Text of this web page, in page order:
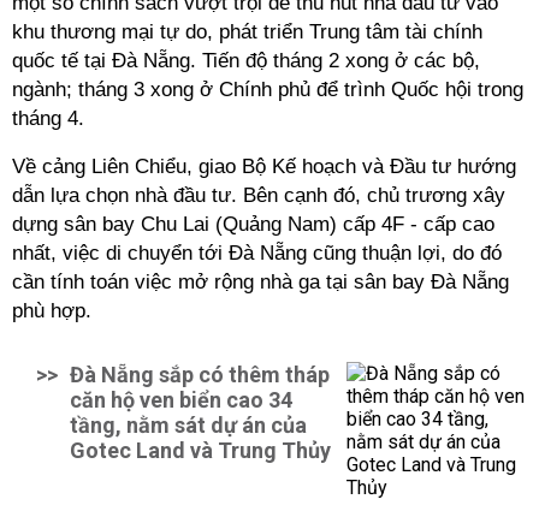
khu thương mại tự do, phát triển Trung tâm tài chính
quốc tế tại Đà Nẵng. Tiến độ tháng 2 xong ở các bộ,
ngành; tháng 3 xong ở Chính phủ để trình Quốc hội trong
tháng 4.
Về cảng Liên Chiểu, giao Bộ Kế hoạch và Đầu tư hướng
dẫn lựa chọn nhà đầu tư. Bên cạnh đó, chủ trương xây
dựng sân bay Chu Lai (Quảng Nam) cấp 4F - cấp cao
nhất, việc di chuyển tới Đà Nẵng cũng thuận lợi, do đó
cần tính toán việc mở rộng nhà ga tại sân bay Đà Nẵng
phù hợp.
>> Đà Nẵng sắp có thêm tháp
căn hộ ven biển cao 34
tầng, nằm sát dự án của
Gotec Land và Trung Thủy